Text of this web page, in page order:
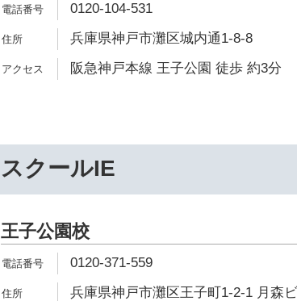
0120-104-531
兵庫県神戸市灘区城内通1-8-8
阪急神戸本線 王子公園 徒歩 約3分
スクールIE
王子公園校
0120-371-559
兵庫県神戸市灘区王子町1-2-1 月森